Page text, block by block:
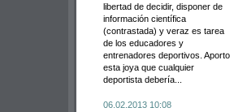
libertad de decidir, disponer de
información científica
(contrastada) y veraz es tarea
de los educadores y
entrenadores deportivos. Aporto
esta joya que cualquier
deportista debería...
06.02.2013 10:08